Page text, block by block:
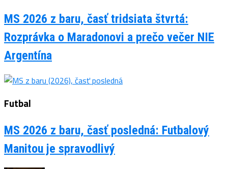
MS 2026 z baru, časť tridsiata štvrtá:
Rozprávka o Maradonovi a prečo večer NIE
Argentína
Futbal
MS 2026 z baru, časť posledná: Futbalový
Manitou je spravodlivý